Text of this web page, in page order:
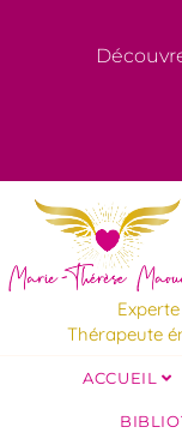
Thérapeute
ACCUEIL